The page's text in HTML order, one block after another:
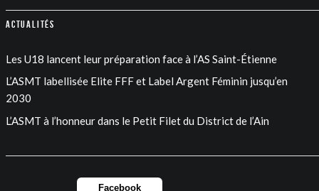
Actualités
Les U18 lancent leur préparation face à l’AS Saint-Étienne
L’ASMT labellisée Elite FFF et Label Argent Féminin jusqu’en
2030
L’ASMT à l’honneur dans le Petit Filet du District de l’Ain
Facebook